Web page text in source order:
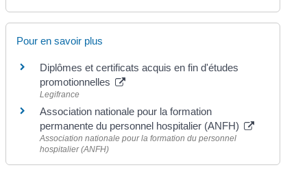
Pour en savoir plus
Diplômes et certificats acquis en fin d'études
promotionnelles
Legifrance
Association nationale pour la formation
permanente du personnel hospitalier (ANFH)
Association nationale pour la formation du personnel
hospitalier (ANFH)